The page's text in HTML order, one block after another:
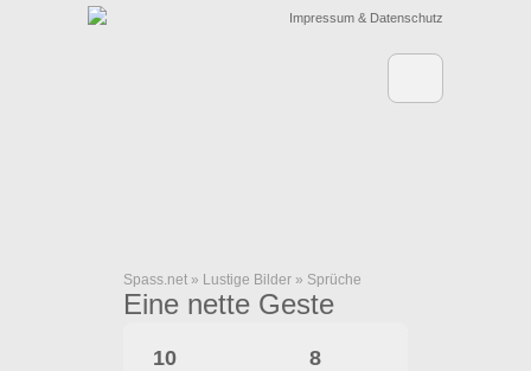
Impressum & Datenschutz
Spass.net » Lustige Bilder » Sprüche
Eine nette Geste
10 8